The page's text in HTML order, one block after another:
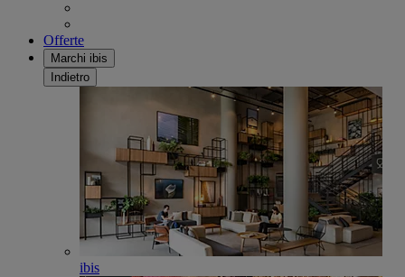
Offerte
Marchi ibis
Indietro
ibis